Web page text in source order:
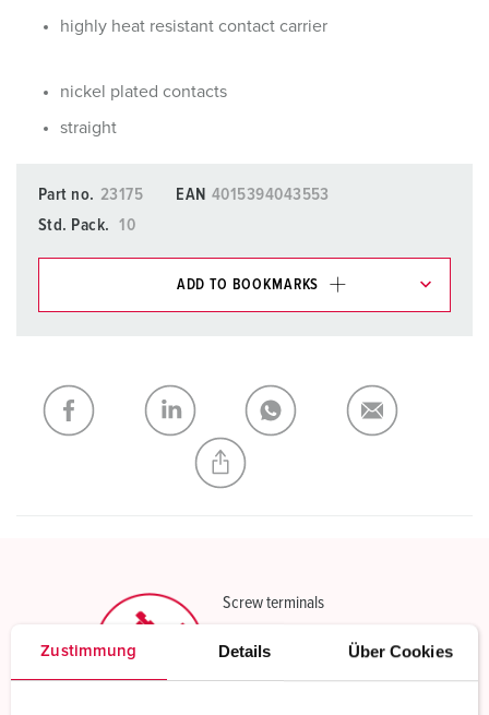
Zustimmung Details Über Cookies
highly heat resistant contact carrier
nickel plated contacts
straight
Part no. 23175 EAN 4015394043553
Std. Pack.
10
ADD TO BOOKMARKS
My list ADD
CREATE A NEW LIST
Screw terminals
Read more